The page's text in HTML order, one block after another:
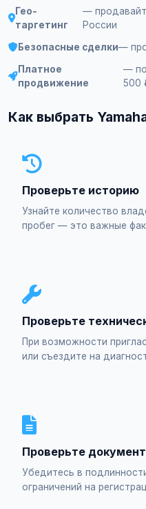
Гео-
таргетинг
—
России
Безопасные сделки—
Платное
продвижение
—
500
Как выбрать
Проверьте историю
Узнайте количество
пробег — это важные
Проверьте
При возможности
или съездите на
Проверьте
Убедитесь в
ограничений на